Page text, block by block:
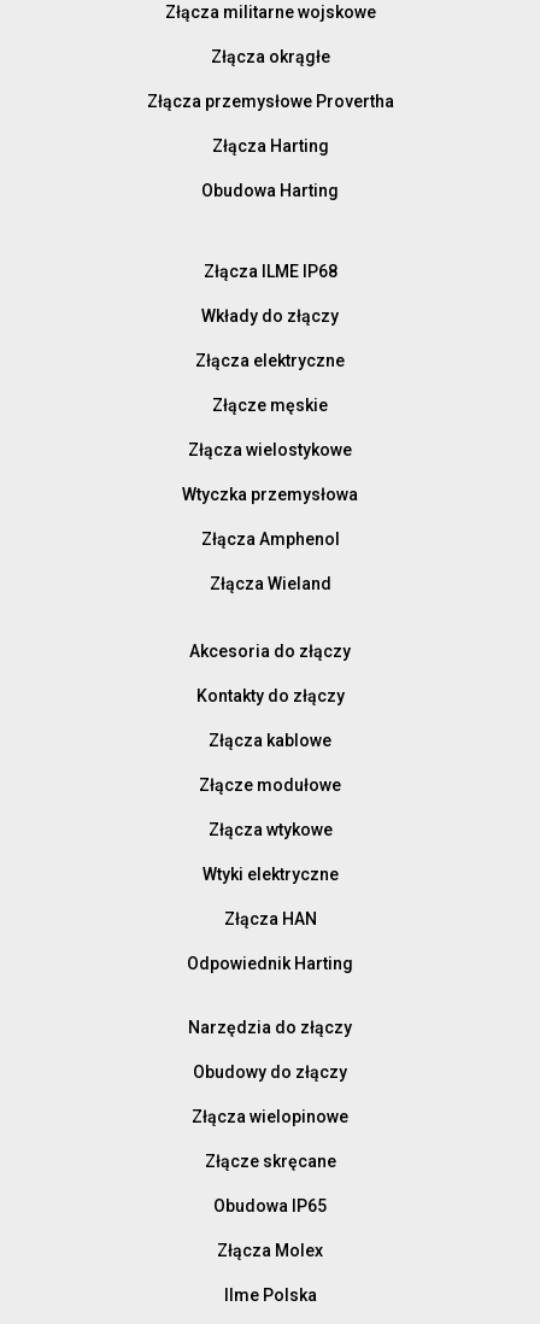
Złącza militarne wojskowe
Złącza okrągłe
Złącza przemysłowe Provertha
Złącza Harting
Obudowa Harting
Złącza ILME IP68
Wkłady do złączy
Złącza elektryczne
Złącze męskie
Złącza wielostykowe
Wtyczka przemysłowa
Złącza Amphenol
Złącza Wieland
Akcesoria do złączy
Kontakty do złączy
Złącza kablowe
Złącze modułowe
Złącza wtykowe
Wtyki elektryczne
Złącza HAN
Odpowiednik Harting
Narzędzia do złączy
Obudowy do złączy
Złącza wielopinowe
Złącze skręcane
Obudowa IP65
Złącza Molex
Ilme Polska